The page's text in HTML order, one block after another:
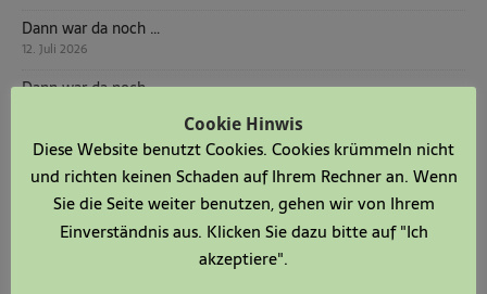
Dann war da noch …
12. Juli 2026
Dann war da noch …
Dann war da noch …
28. Juni 2026
Steffen und Christina Jostes neues Königspaar in Serkenrode
22. Juni 2026
Cookie Hinwis
Diese Website benutzt Cookies. Cookies krümmeln nicht
und richten keinen Schaden auf Ihrem Rechner an. Wenn
Sie die Seite weiter benutzen, gehen wir von Ihrem
Einverständnis aus. Klicken Sie dazu bitte auf "Ich
akzeptiere".